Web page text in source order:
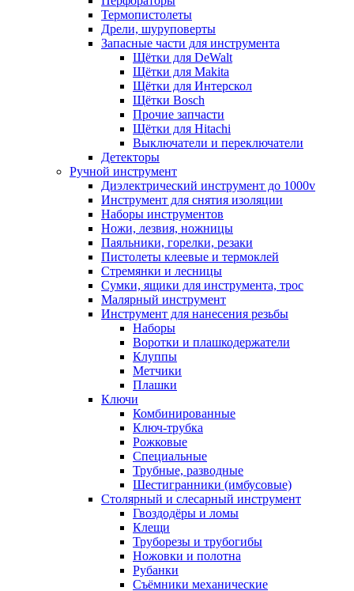
Термопистолеты
Дрели, шуруповерты
Запасные части для инструмента
Щётки для DeWalt
Щётки для Makita
Щётки для Интерскол
Щётки Bosch
Прочие запчасти
Щётки для Hitachi
Выключатели и переключатели
Детекторы
Ручной инструмент
Диэлектрический инструмент до 1000v
Инструмент для снятия изоляции
Наборы инструментов
Ножи, лезвия, ножницы
Паяльники, горелки, резаки
Пистолеты клеевые и термоклей
Стремянки и лесницы
Сумки, ящики для инструмента, трос
Малярный инструмент
Инструмент для нанесения резьбы
Наборы
Воротки и плашкодержатели
Клуппы
Метчики
Плашки
Ключи
Комбинированные
Ключ-трубка
Рожковые
Специальные
Трубные, разводные
Шестигранники (имбусовые)
Столярный и слесарный инструмент
Гвоздодёры и ломы
Клещи
Труборезы и трубогибы
Ножовки и полотна
Рубанки
Съёмники механические